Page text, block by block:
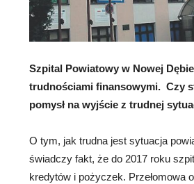
Szpital Powiatowy w Nowej
trudnościami finansowymi. Czy
pomysł na wyjście z trudnej
O tym, jak trudna jest sytuacja
świadczy fakt, że do 2017 roku
kredytów i pożyczek. Przełomowa